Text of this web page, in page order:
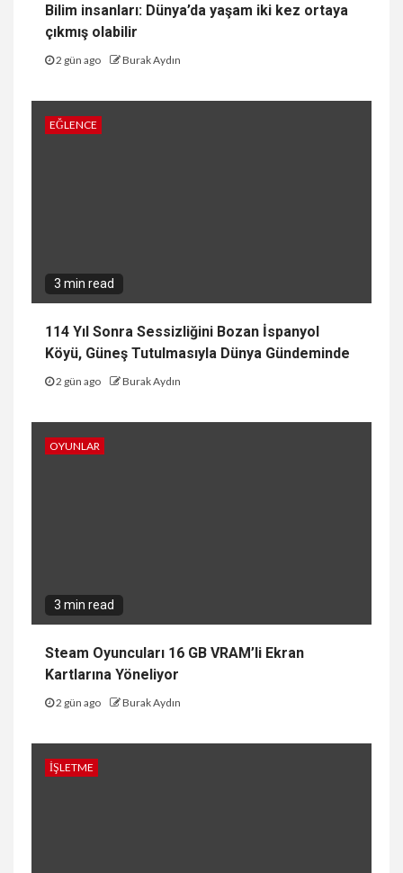
Bilim insanları: Dünya’da yaşam iki kez ortaya
çıkmış olabilir
2 gün ago Burak Aydın
EĞLENCE
3 min read
114 Yıl Sonra Sessizliğini Bozan İspanyol
Köyü, Güneş Tutulmasıyla Dünya Gündeminde
2 gün ago Burak Aydın
OYUNLAR
3 min read
Steam Oyuncuları 16 GB VRAM’li Ekran
Kartlarına Yöneliyor
2 gün ago Burak Aydın
İŞLETME